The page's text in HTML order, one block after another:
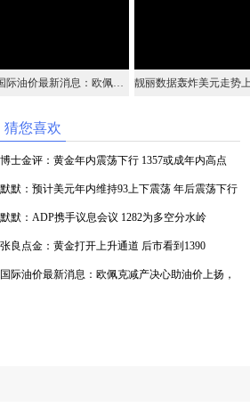
国际油价最新消息：欧佩克减产决心助油价上扬，原油后市恐涨势未完
猜您喜欢
博士金评：黄金年内震荡下行 1357或成年内高点
默默：预计美元年内维持93上下震荡 年后震荡下行
概率大
默默：ADP携手议息会议 1282为多空分水岭
张良点金：黄金打开上升通道 后市看到1390
国际油价最新消息：欧佩克减产决心助油价上扬，